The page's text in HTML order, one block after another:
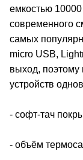
емкостью
современного
самых
micro USB,
выход, поэтому
устройств
- софт-тач
- объём